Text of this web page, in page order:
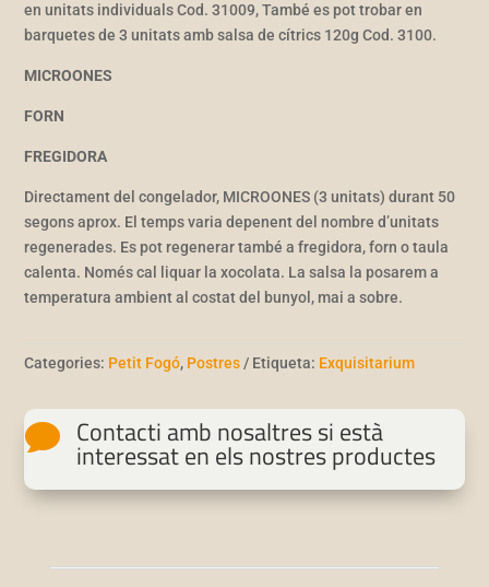
en unitats individuals Cod. 31009, També es pot trobar en
barquetes de 3 unitats amb salsa de cítrics 120g Cod. 3100.
MICROONES
FORN
FREGIDORA
Directament del congelador, MICROONES (3 unitats) durant 50
segons aprox. El temps varia depenent del nombre d’unitats
regenerades. Es pot regenerar també a fregidora, forn o taula
calenta. Només cal liquar la xocolata. La salsa la posarem a
temperatura ambient al costat del bunyol, mai a sobre.
Categories: Petit Fogó, Postres Etiqueta: Exquisitarium
 Contacti amb nosaltres si està
interessat en els nostres productes